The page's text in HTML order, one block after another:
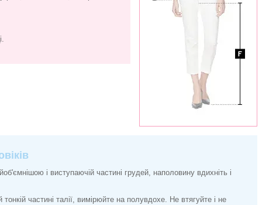
і виступаючій частині грудей, наполовину вдихніть і
частині талії, вимірюйте на полувдохе. Не втягуйте і не